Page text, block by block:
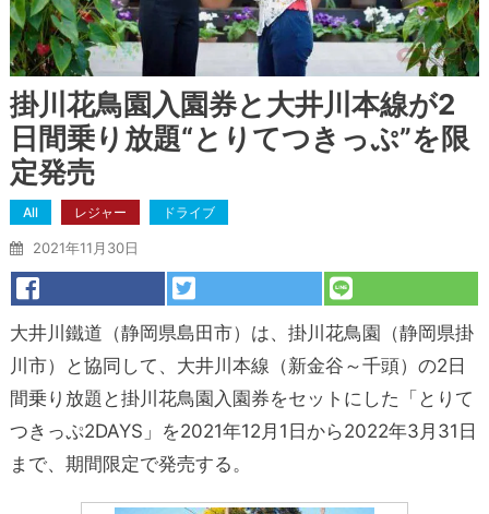
掛川花鳥園入園券と大井川本線が2
日間乗り放題“とりてつきっぷ”を限
定発売
All レジャー ドライブ
2021年11月30日
大井川鐵道（静岡県島田市）は、掛川花鳥園（静岡県掛
川市）と協同して、大井川本線（新金谷～千頭）の2日
間乗り放題と掛川花鳥園入園券をセットにした「とりて
つきっぷ2DAYS」を2021年12月1日から2022年3月31日
まで、期間限定で発売する。